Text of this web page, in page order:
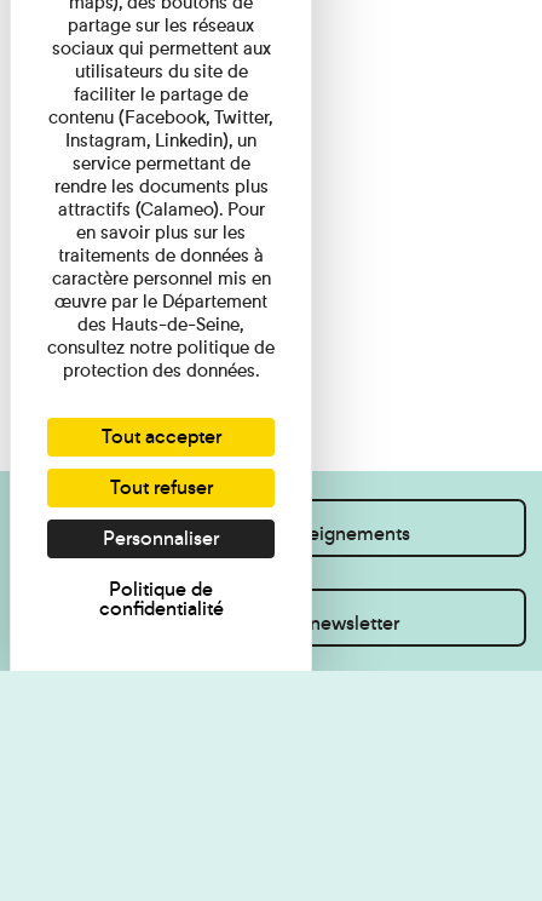
Je souhaite des renseignements
Inscrivez-vous à la newsletter
partage sur les réseaux
sociaux qui permettent aux
utilisateurs du site de
faciliter le partage de
contenu (Facebook, Twitter,
Instagram, Linkedin), un
service permettant de
rendre les documents plus
attractifs (Calameo). Pour
en savoir plus sur les
traitements de données à
caractère personnel mis en
œuvre par le Département
des Hauts-de-Seine,
consultez notre politique de
protection des données.
Tout accepter
Tout refuser
Personnaliser
Politique de
confidentialité